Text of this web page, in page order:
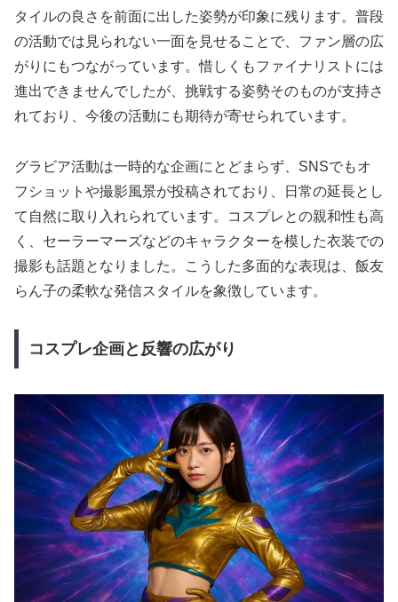
タイルの良さを前面に出した姿勢が印象に残ります。普段
の活動では見られない一面を見せることで、ファン層の広
がりにもつながっています。惜しくもファイナリストには
進出できませんでしたが、挑戦する姿勢そのものが支持さ
れており、今後の活動にも期待が寄せられています。
グラビア活動は一時的な企画にとどまらず、SNSでもオ
フショットや撮影風景が投稿されており、日常の延長とし
て自然に取り入れられています。コスプレとの親和性も高
く、セーラーマーズなどのキャラクターを模した衣装での
撮影も話題となりました。こうした多面的な表現は、飯友
らん子の柔軟な発信スタイルを象徴しています。
コスプレ企画と反響の広がり